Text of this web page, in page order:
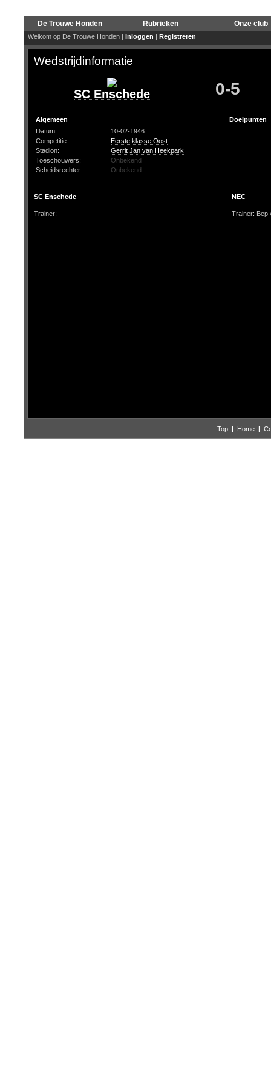
De Trouwe Honden Rubrieken Onze club
Welkom op De Trouwe Honden | Inloggen | Registreren
Wedstrijdinformatie
SC Enschede 0-5
Algemeen
Datum:
10-02-1946
Competitie:
Eerste klasse Oost
Stadion:
Gerrit Jan van Heekpark
Toeschouwers:
Onbekend
Scheidsrechter:
Onbekend
Doelpunten
SC Enschede NEC
Trainer: Trainer: Bep
Top | Home |